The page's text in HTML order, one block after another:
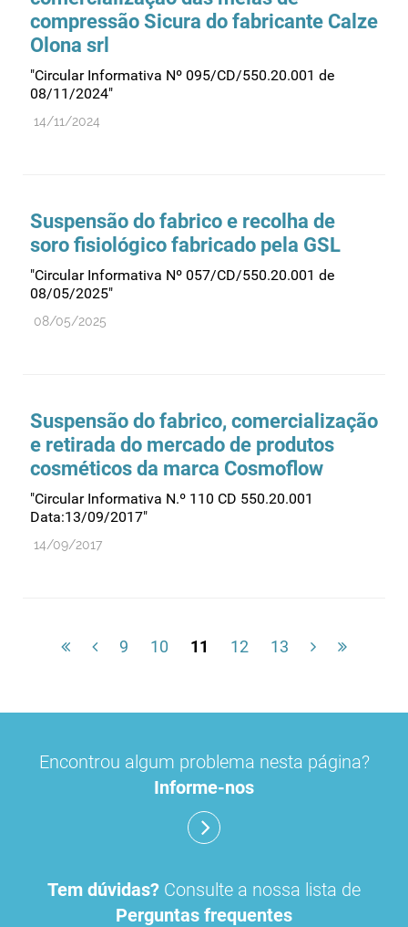
compressão Sicura do fabricante Calze
Olona srl
"Circular Informativa Nº 095/CD/550.20.001 de
08/11/2024"
14/11/2024
Suspensão do fabrico e recolha de
soro fisiológico fabricado pela GSL
"Circular Informativa Nº 057/CD/550.20.001 de
08/05/2025"
08/05/2025
Suspensão do fabrico, comercialização
e retirada do mercado de produtos
cosméticos da marca Cosmoflow
"Circular Informativa N.º 110 CD 550.20.001
Data:13/09/2017"
14/09/2017
9 10 11 12 13
Encontrou algum problema nesta página?
Informe-nos
Tem dúvidas? Consulte a nossa lista de
Perguntas frequentes